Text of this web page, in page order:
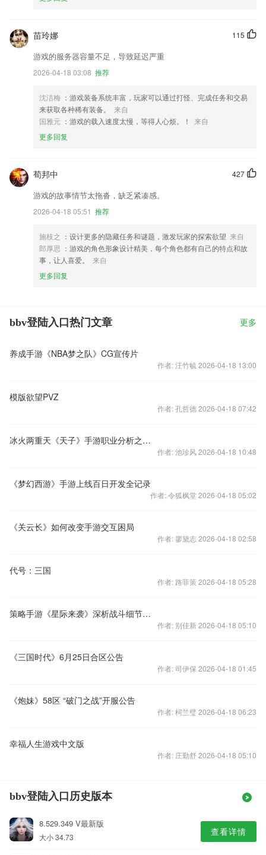
115
苗玲娜
游戏的服务器容量不足，导致延迟严重
2026-04-18 03:08 推荐
沈洁梅 ：游戏装备系统丰富，玩家可以通过打怪、完成任务和交易
来获取各种稀有装备。
来自
国雅元 ：游戏的载入速度太慢，等得人心烦。！
来自
更多回复
427
荀邦中
游戏的故事情节太拖沓，缺乏紧凑感。
2026-04-18 05:51 推荐
施枝之 ：设计更多的隐藏任务和谜题，激发玩家的探索欲望 来自
郎厚思 ：游戏的角色形象设计精美，每个角色都有自己的特点和故
事，让人喜爱。
来自
更多回复
bbv登陆入口热门文章 更多
养成手游《NBA梦之队》CG宣传片
作者: 汪竹毓 2026-04-18 13:00
模版欲望PVZ
作者: 孔哲德 2026-04-18 07:42
冰火两重天《天子》手游职业分析之太清
作者: 池珍风 2026-04-18 10:48
《梦幻西游》手游上线百日开发全记录
作者: 令狐枫堂 2026-04-18 05:02
《关云长》如何改变手游交互困局
作者: 廖黛志 2026-04-18 02:58
代号：三国
作者: 路菲策 2026-04-18 05:28
策略手游《星际来袭》深析战斗细节视频
作者: 别佳新 2026-04-18 05:10
《三国时代》6月25日合区公告
作者: 司伊保 2026-04-18 01:45
《炮妹》58区 “破门之战”开服公告
作者: 柯兰璧 2026-04-18 06:23
幸福人生游戏中文版
作者: 庄勤舒 2026-04-18 05:10
bbv登陆入口历史版本
8.529.349 V最新版
大小 34.73 查看详情